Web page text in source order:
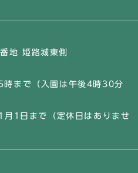
地 姫路城東側
時まで（入園は午後4時30分
1日まで（定休日はありませ